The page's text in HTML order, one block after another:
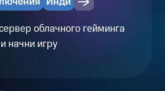
облачного гейминга
начни игру